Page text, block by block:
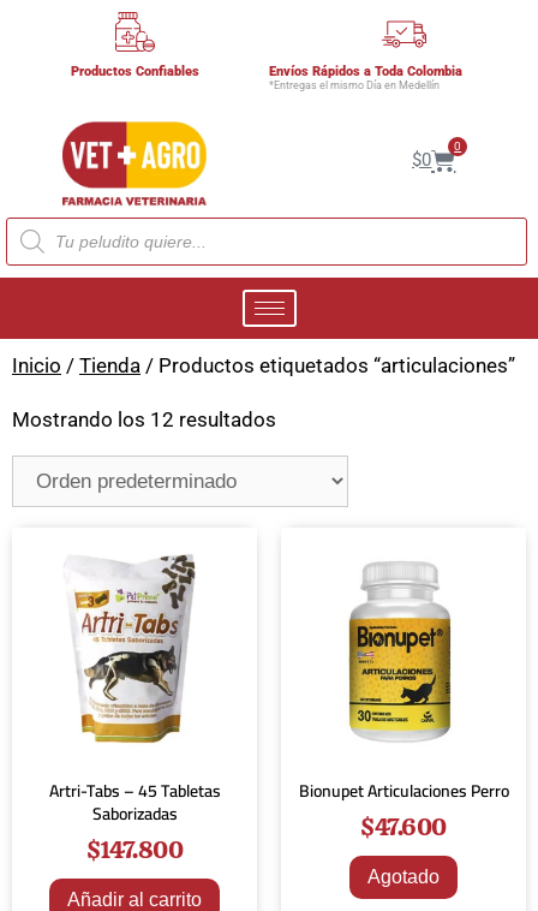
Productos Confiables Envíos Rápidos a Toda Colombia
*Entregas el mismo Día en Medellín
$0
0
Inicio / Tienda / Productos etiquetados “articulaciones”
Mostrando los 12 resultados
Artri-Tabs – 45 Tabletas
Saborizadas
$147.800
Añadir al carrito
Bionupet Articulaciones Perro
$47.600
Agotado